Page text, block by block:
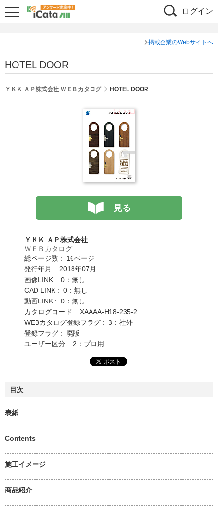
ログイン
掲載企業のWebサイトへ
HOTEL DOOR
ＹＫＫ ＡＰ株式会社 ＷＥＢカタログ HOTEL DOOR
見る
ＹＫＫ ＡＰ株式会社
ＷＥＢカタログ
総ページ数 : 16ページ
発行年月 : 2018年07月
画像LINK : 0：無し
CAD LINK : 0：無し
動画LINK : 0：無し
カタログコード : XAAAA-H18-235-2
WEBカタログ登録フラグ : 3：社外
登録フラグ : 廃版
ユーザー区分 : 2：プロ用
目次
表紙
Contents
施工イメージ
商品紹介